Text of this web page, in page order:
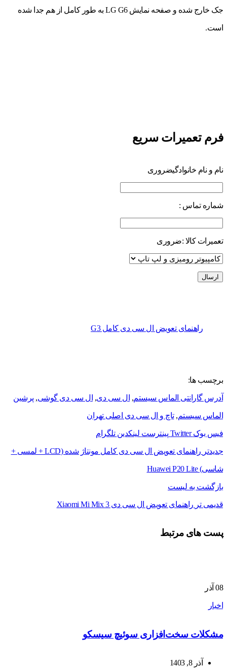
جک خارج شده و صفحه نمایش LG G6 به طور کامل از هم جدا شده
است.
فرم تعمیرات سریع
نام و نام خانوادگیضروری
شماره تماس :
تعمیرات کالا :ضروری
راهنمای تعویض ال سی دی کامل G3
برچسب ها:
آدرس گارانتی الماس سیستم, ال سی دی, ال سی دی گوشی, پرشین
الماس سیستم,تاچ و ال سی دی اصلی تهران
فیس بوک Twitter پینترست لینکدین تلگرام
جدیدتر راهنمای تعویض ال سی دی کامل مونتاژ شده (LCD + لمسی +
شاسی) Huawei P20 Lite
بازگشت به لیست
قدیمی تر راهنمای تعویض ال سی دی Xiaomi Mi Mix 3
پست های مرتبط
08 آذر
اخبار
مشکلات سخت‌افزاری سوئیچ سیسکو
آذر 8, 1403